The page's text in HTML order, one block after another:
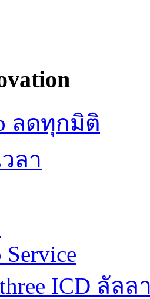
ลดทุกมิติ
ลา
Service
ICD ลัลล